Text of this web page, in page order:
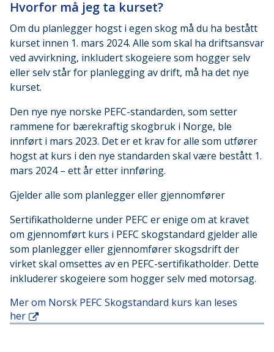
Hvorfor må jeg ta kurset?
Om du planlegger hogst i egen skog må du ha bestått
kurset innen 1. mars 2024. Alle som skal ha driftsansvar
ved avvirkning, inkludert skogeiere som hogger selv
eller selv står for planlegging av drift, må ha det nye
kurset.
Den nye nye norske PEFC-standarden, som setter
rammene for bærekraftig skogbruk i Norge, ble
innført i mars 2023. Det er et krav for alle som utfører
hogst at kurs i den nye standarden skal være bestått 1.
mars 2024 – ett år etter innføring.
Gjelder alle som planlegger eller gjennomfører
Sertifikatholderne under PEFC er enige om at kravet
om gjennomført kurs i PEFC skogstandard gjelder alle
som planlegger eller gjennomfører skogsdrift der
virket skal omsettes av en PEFC-sertifikatholder. Dette
inkluderer skogeiere som hogger selv med motorsag.
Mer om Norsk PEFC Skogstandard kurs kan leses
her